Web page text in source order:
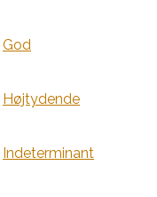
God
Højtydende
Indeterminant